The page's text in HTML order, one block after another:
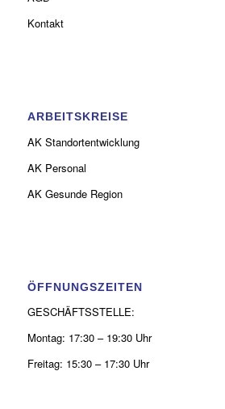
Kontakt
ARBEITSKREISE
AK Standortentwicklung
AK Personal
AK Gesunde Region
ÖFFNUNGSZEITEN
GESCHÄFTSSTELLE:
Montag: 17:30 – 19:30 Uhr
Freitag: 15:30 – 17:30 Uhr